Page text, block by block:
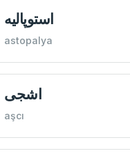
استوپاليه
astopalya
اشجی
aşcı